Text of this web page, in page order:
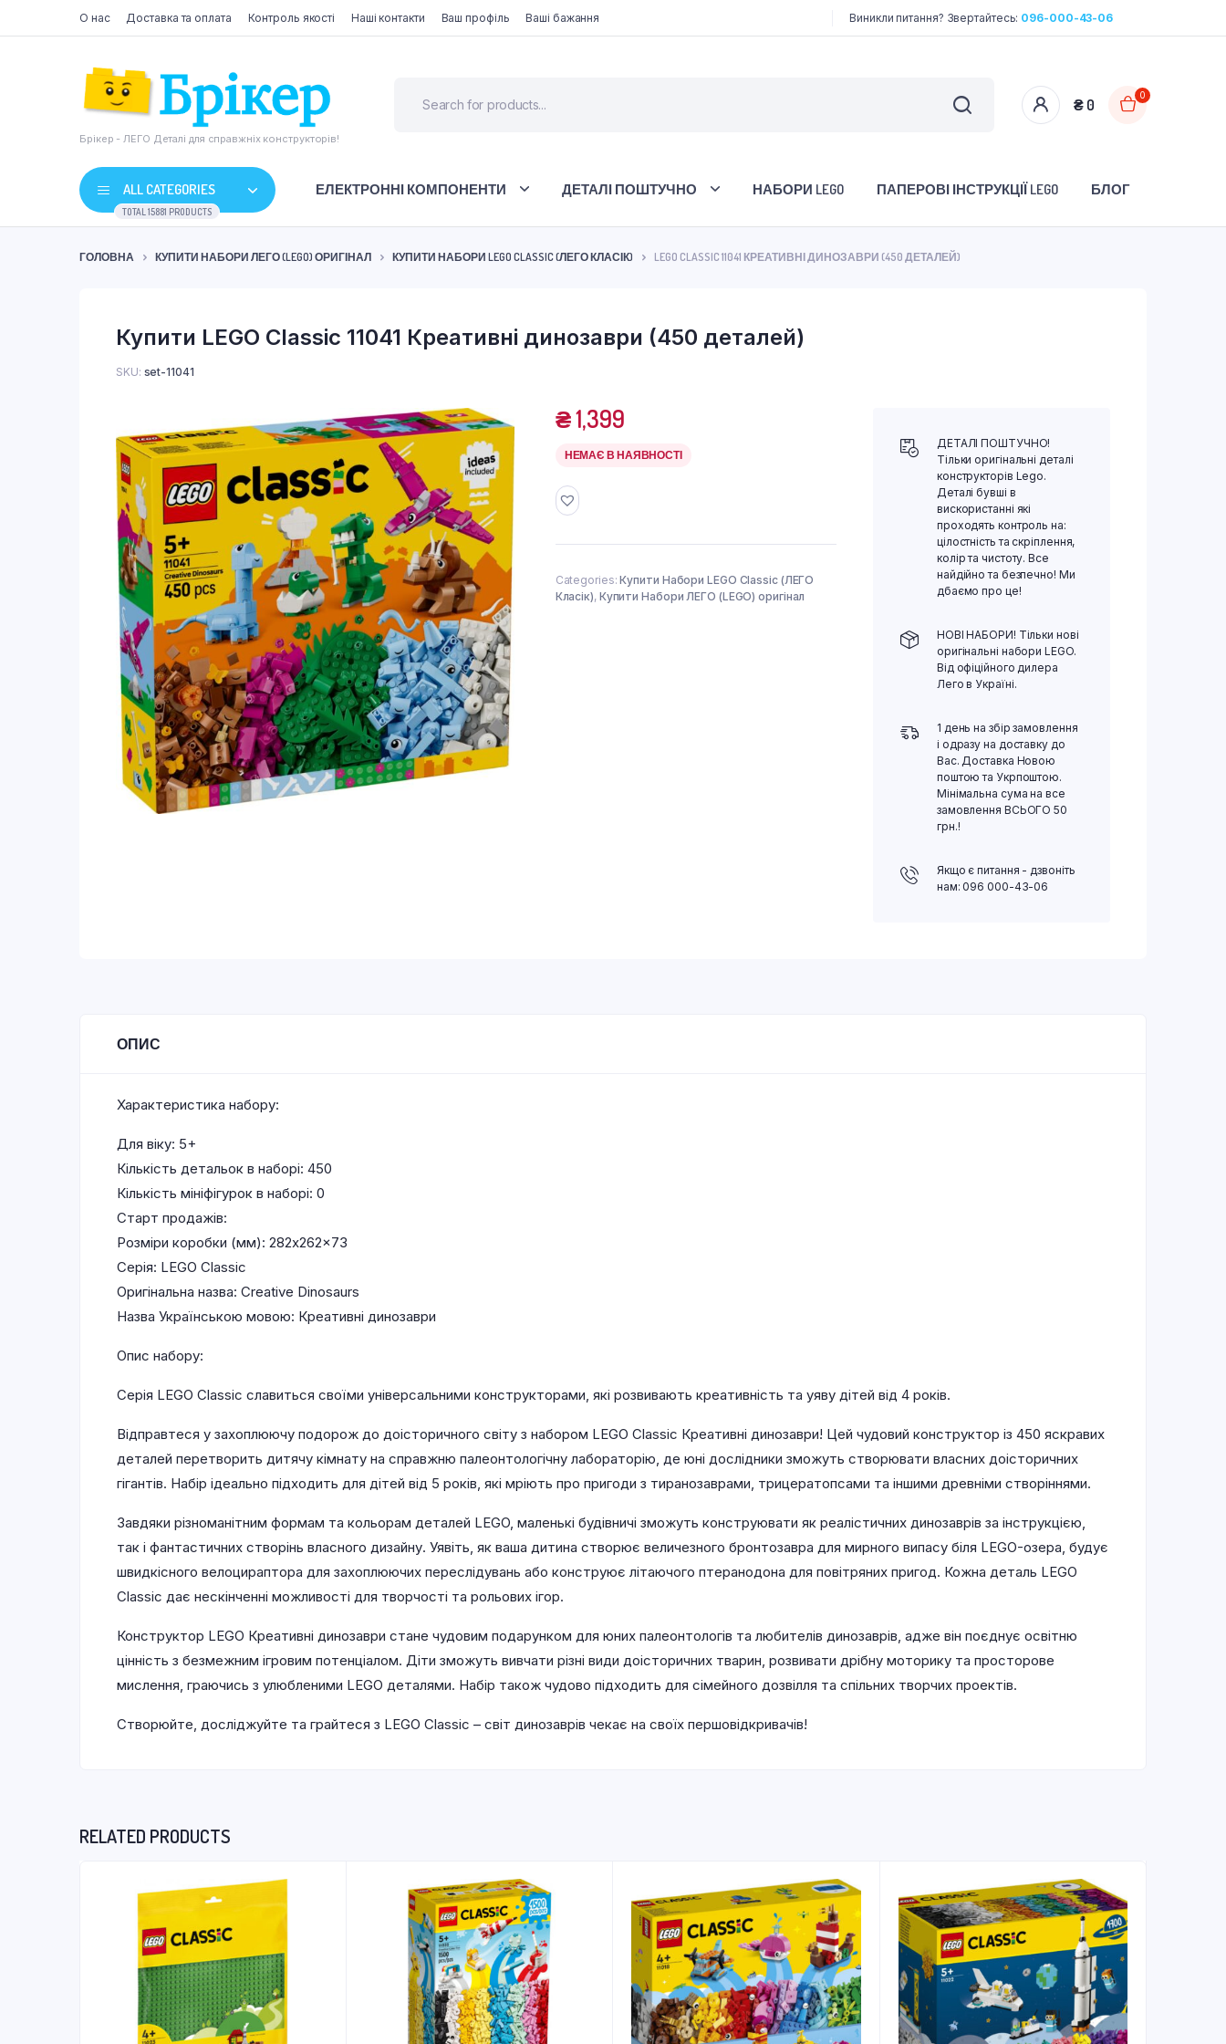
О нас Доставка та оплата Контроль якості Наші контакти Ваш профіль Ваші бажання Виникли питання? Звертайтесь: 096-000-43-06
Брікер - ЛЕГО Деталі для справжніх конструкторів!
₴ 0
0
ALL CATEGORIES
TOTAL 15881 PRODUCTS
ЕЛЕКТРОННІ КОМПОНЕНТИ ДЕТАЛІ ПОШТУЧНО НАБОРИ LEGO ПАПЕРОВІ ІНСТРУКЦІЇ LEGO БЛОГ
ГОЛОВНА КУПИТИ НАБОРИ ЛЕГО (LEGO) ОРИГІНАЛ КУПИТИ НАБОРИ LEGO CLASSIC (ЛЕГО КЛАСІК) LEGO CLASSIC 11041 КРЕАТИВНІ ДИНОЗАВРИ (450 ДЕТАЛЕЙ)
Купити LEGO Classic 11041 Креативні динозаври (450 деталей)
SKU: set-11041
₴1,399
НЕМАЄ В НАЯВНОСТІ
Categories:Купити Набори LEGO Classic (ЛЕГО
Класік), Купити Набори ЛЕГО (LEGO) оригінал
ДЕТАЛІ ПОШТУЧНО!
Тільки оригінальні деталі
конструкторів Lego.
Деталі бувші в
вискористанні які
проходять контроль на:
цілостність та скріплення,
колір та чистоту. Все
найдійно та безпечно! Ми
дбаємо про це!
НОВІ НАБОРИ! Тільки нові
оригінальні набори LEGO.
Від офіційного дилера
Лего в Україні.
1 день на збір замовлення
і одразу на доставку до
Вас. Доставка Новою
поштою та Укрпоштою.
Мінімальна сума на все
замовлення ВСЬОГО 50
грн.!
Якщо є питання - дзвоніть
нам: 096 000-43-06
ОПИС
Характеристика набору:
Для віку: 5+
Кількість детальок в наборі: 450
Кількість мініфігурок в наборі: 0
Старт продажів:
Розміри коробки (мм): 282x262x73
Серія: LEGO Classic
Оригінальна назва: Creative Dinosaurs
Назва Українською мовою: Креативні динозаври
Опис набору:
Серія LEGO Classic славиться своїми універсальними конструкторами, які розвивають креативність та уяву дітей від 4 років.
Відправтеся у захоплюючу подорож до доісторичного світу з набором LEGO Classic Креативні динозаври! Цей чудовий конструктор із 450 яскравих
деталей перетворить дитячу кімнату на справжню палеонтологічну лабораторію, де юні дослідники зможуть створювати власних доісторичних
гігантів. Набір ідеально підходить для дітей від 5 років, які мріють про пригоди з тиранозаврами, трицератопсами та іншими древніми створіннями.
Завдяки різноманітним формам та кольорам деталей LEGO, маленькі будівничі зможуть конструювати як реалістичних динозаврів за інструкцією,
так і фантастичних створінь власного дизайну. Уявіть, як ваша дитина створює величезного бронтозавра для мирного випасу біля LEGO-озера, будує
швидкісного велоцираптора для захоплюючих переслідувань або конструює літаючого птеранодона для повітряних пригод. Кожна деталь LEGO
Classic дає нескінченні можливості для творчості та рольових ігор.
Конструктор LEGO Креативні динозаври стане чудовим подарунком для юних палеонтологів та любителів динозаврів, адже він поєднує освітню
цінність з безмежним ігровим потенціалом. Діти зможуть вивчати різні види доісторичних тварин, розвивати дрібну моторику та просторове
мислення, граючись з улюбленими LEGO деталями. Набір також чудово підходить для сімейного дозвілля та спільних творчих проектів.
Створюйте, досліджуйте та грайтеся з LEGO Classic – світ динозаврів чекає на своїх першовідкривачів!
RELATED PRODUCTS